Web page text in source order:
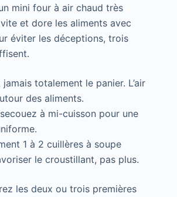
mini four à air chaud très
et dore les aliments avec
éviter les déceptions, trois
totalement le panier. L’air
des aliments.
à mi-cuisson pour une
1 à 2 cuillères à soupe
le croustillant, pas plus.
les deux ou trois premières